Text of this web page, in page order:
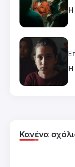
Κανένα